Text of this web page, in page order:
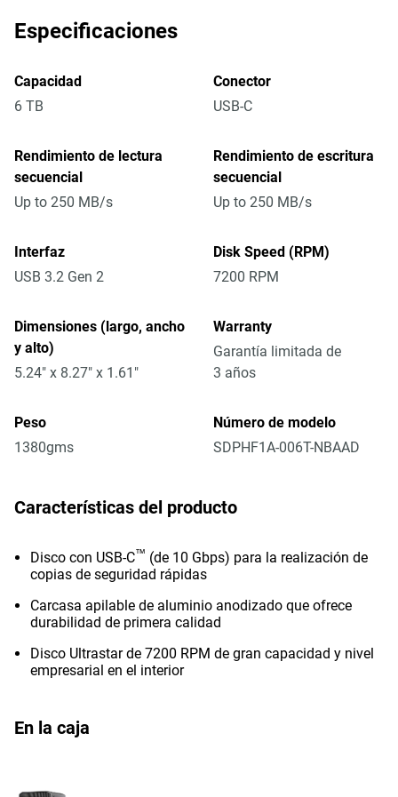
Especificaciones
Capacidad
6 TB
Conector
USB-C
Rendimiento de lectura
secuencial
Up to 250 MB/s
Rendimiento de escritura
secuencial
Up to 250 MB/s
Interfaz
USB 3.2 Gen 2
Disk Speed (RPM)
7200 RPM
Dimensiones (largo, ancho
y alto)
5.24" x 8.27" x 1.61"
Warranty
Garantía limitada de
3 años
Peso
1380gms
Número de modelo
SDPHF1A-006T-NBAAD
Características del producto
Disco con USB-C™ (de 10 Gbps) para la realización de
copias de seguridad rápidas
Carcasa apilable de aluminio anodizado que ofrece
durabilidad de primera calidad
Disco Ultrastar de 7200 RPM de gran capacidad y nivel
empresarial en el interior
En la caja